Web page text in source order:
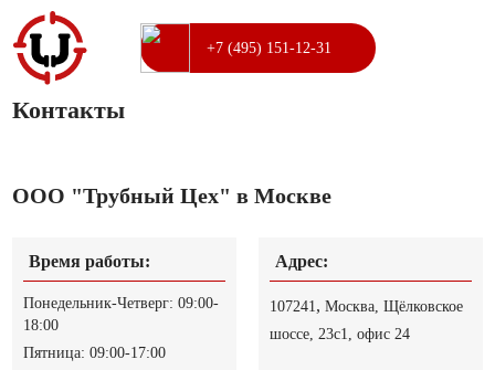
+7 (495) 151-12-31
Контакты
ООО "Трубный Цех" в Москве
Время работы:
Понедельник-Четверг:09:00-
18:00
Пятница: 09:00-17:00
Адрес:
107241, Москва, Щёлковское
шоссе, 23с1, офис 24